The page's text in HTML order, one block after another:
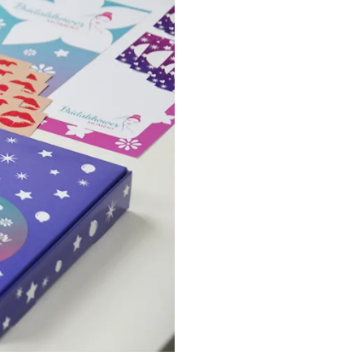
Verkleedkleding
Voor moederdag
Zwangerschapskettingen
en
en boekjes